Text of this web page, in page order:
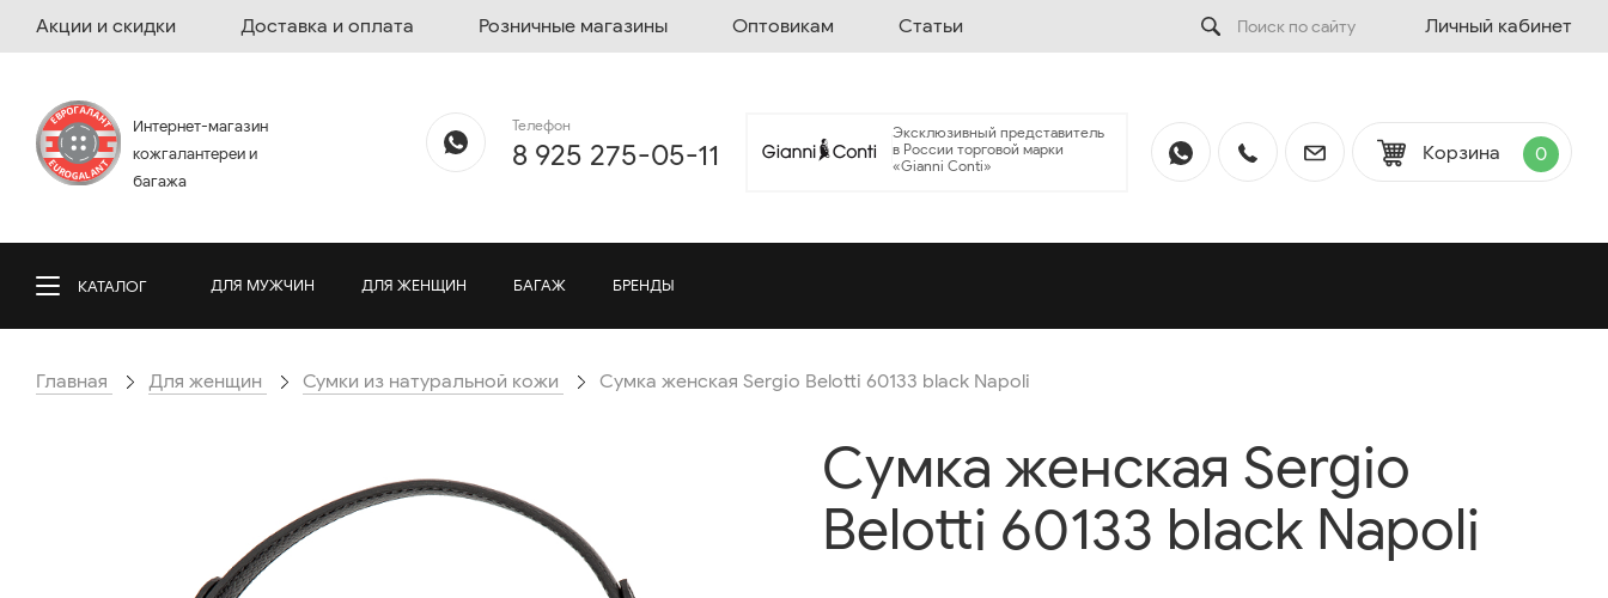
Акции и скидки Доставка и оплата Розничные магазины Оптовикам Статьи Личный кабинет
Интернет-магазин
кожгалантереи и
багажа
Телефон
8 925 275-05-11
Эксклюзивный представитель
в России торговой марки
«Gianni Conti»
Корзина 0
КАТАЛОГ ДЛЯ МУЖЧИН ДЛЯ ЖЕНЩИН БАГАЖ БРЕНДЫ
Главная Для женщин Сумки из натуральной кожи Cумка женская Sergio Belotti 60133 black Napoli
Cумка женская Sergio
Belotti 60133 black Napoli